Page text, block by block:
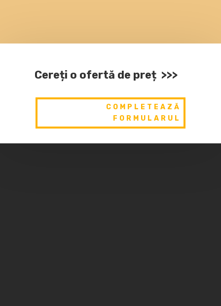
Cereți o ofertă de preț >>>
COMPLETEAZĂ
FORMULARUL